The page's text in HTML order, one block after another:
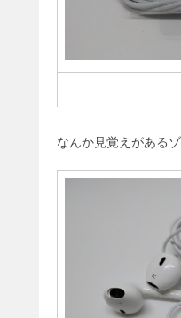
なんか見覚えがある